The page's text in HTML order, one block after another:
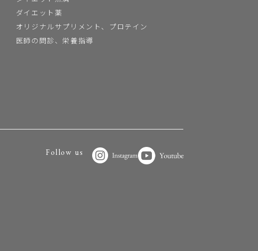
ダイエット薬
オリジナルサプリメント、プロテイン
医師の問診、栄養指導
Follow us